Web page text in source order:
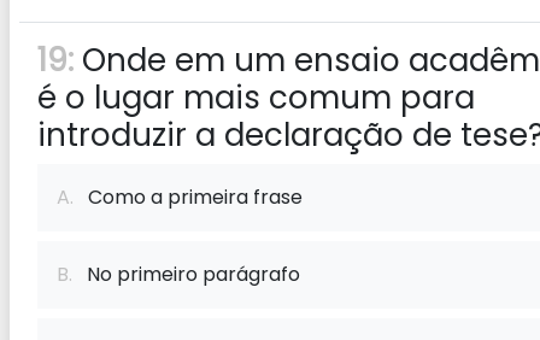
19: Onde em um ensaio
é o lugar mais comum para
introduzir a declaração de
A. Como a primeira frase
B. No primeiro parágrafo